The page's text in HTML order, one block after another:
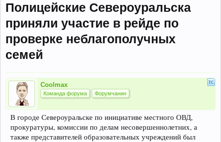
Полицейские Североуральска
приняли участие в рейде по
проверке неблагополучных
семей
Coolmax
Команда форума Форумчанин
В городе Североуральске по инициативе местного ОВД,
прокуратуры, комиссии по делам несовершеннолетних, а
также представителей образовательных учреждений был